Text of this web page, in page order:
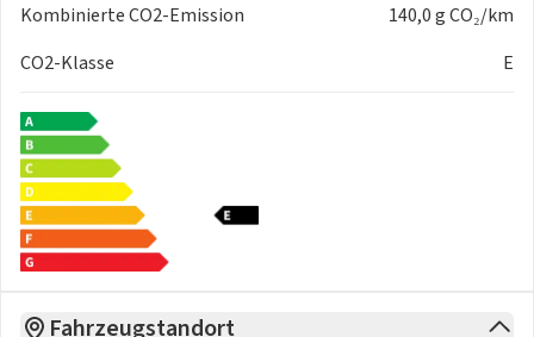
Kombinierte CO2-Emission
140,0 g CO₂/km
CO2-Klasse
E
Fahrzeugstandort